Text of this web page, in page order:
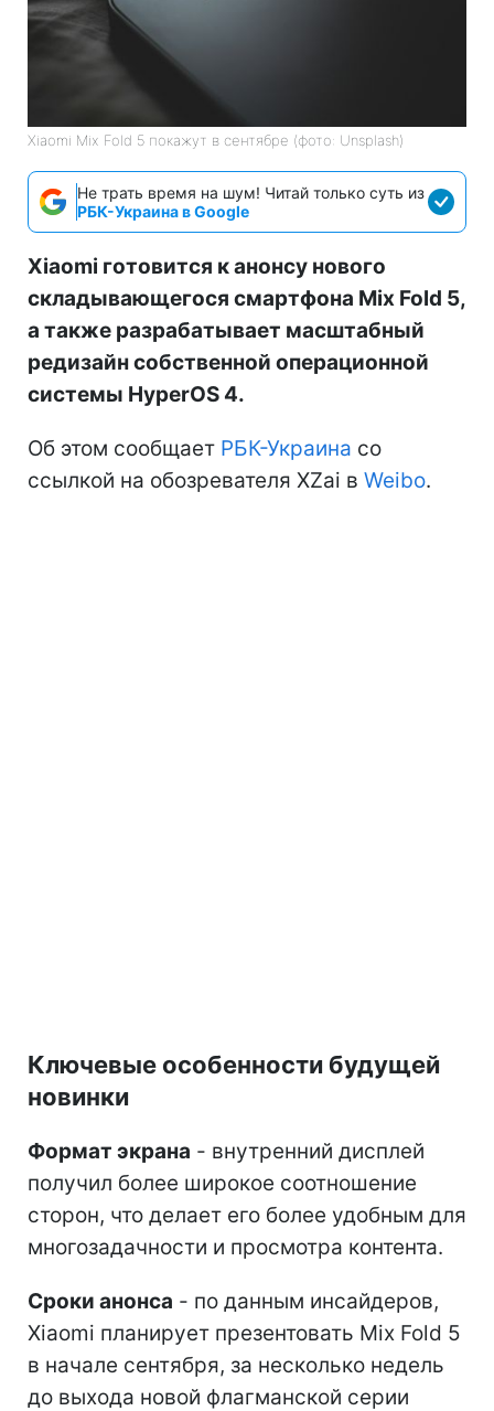
Xiaomi Mix Fold 5 покажут в сентябре (фото: Unsplash)
Не трать время на шум! Читай только суть из
РБК-Украина в Google
Xiaomi готовится к анонсу нового
складывающегося смартфона Mix Fold 5,
а также разрабатывает масштабный
редизайн собственной операционной
системы HyperOS 4.
Об этом сообщает РБК-Украина со
ссылкой на обозревателя XZai в Weibo.
Ключевые особенности будущей
новинки
Формат экрана - внутренний дисплей
получил более широкое соотношение
сторон, что делает его более удобным для
многозадачности и просмотра контента.
Сроки анонса - по данным инсайдеров,
Xiaomi планирует презентовать Mix Fold 5
в начале сентября, за несколько недель
до выхода новой флагманской серии